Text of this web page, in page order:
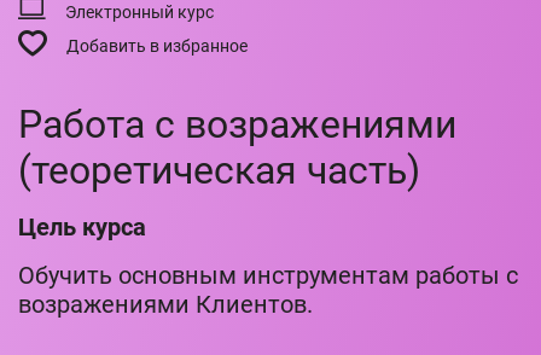
Электронный курс
Добавить в избранное
Работа с возражениями
(теоретическая часть)
Цель курса
Обучить основным инструментам работы с
возражениями Клиентов.